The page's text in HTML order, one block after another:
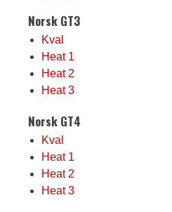
Norsk GT3
Kval
Heat 1
Heat 2
Heat 3
Norsk GT4
Kval
Heat 1
Heat 2
Heat 3